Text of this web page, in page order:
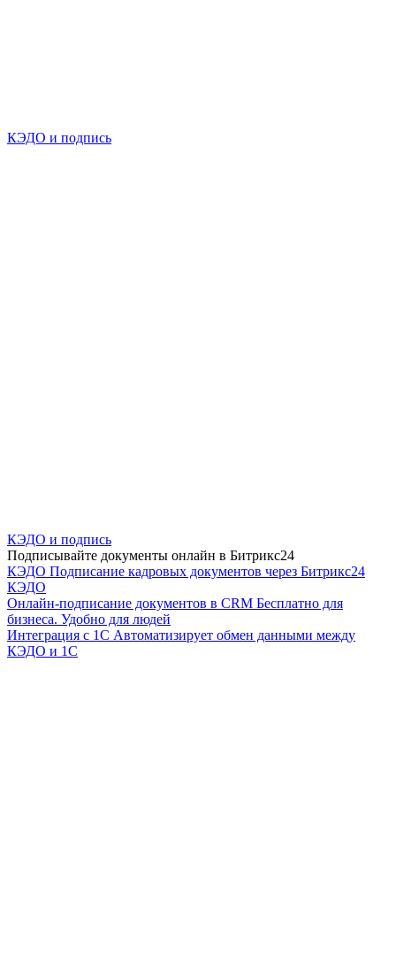
КЭДО и подпись
КЭДО и подпись
Подписывайте документы онлайн в Битрикс24
КЭДО Подписание кадровых документов через Битрикс24
КЭДО
Онлайн-подписание документов в CRM Бесплатно для
бизнеса. Удобно для людей
Интеграция с 1С Автоматизирует обмен данными между
КЭДО и 1С